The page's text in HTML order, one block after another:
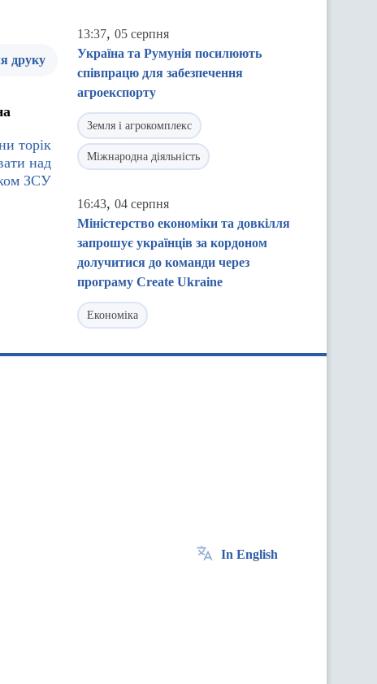
друку
торік
над
ЗСУ
13:37, 05 серпня
Україна та Румунія посилюють
співпрацю для забезпечення
агроекспорту
Земля і агрокомплекс
Міжнародна діяльність
16:43, 04 серпня
Міністерство економіки та довкілля
запрошує українців за кордоном
долучитися до команди через
програму Create Ukraine
Економіка
In English